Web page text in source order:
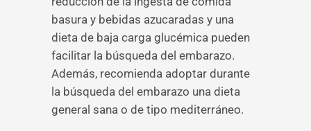
basura y bebidas azucaradas y una
dieta de baja carga glucémica pueden
facilitar la búsqueda del embarazo.
Además, recomienda adoptar durante
la búsqueda del embarazo una dieta
general sana o de tipo mediterráneo.